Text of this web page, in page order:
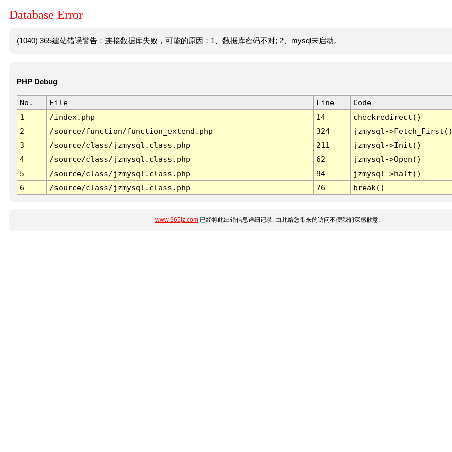
Database Error
(1040) 365建站错误警告：连接数据库失败，可能的原因：1、数据库密码不对; 2、mysql未启动。
PHP Debug
No. File Line
Code
1
/index.php 14
checkredirect()
2
/source/function/function_extend.php 324
jzmysql-
3
/source/class/jzmysql.class.php 211
jzmysql->Init()
4
/source/class/jzmysql.class.php 62
jzmysql->Open()
5
/source/class/jzmysql.class.php 94
jzmysql->halt()
6
/source/class/jzmysql.class.php 76 break()
www.365jz.com已经将此出错信息详细记录, 由此给您带来的访问不便我们深感歉意.